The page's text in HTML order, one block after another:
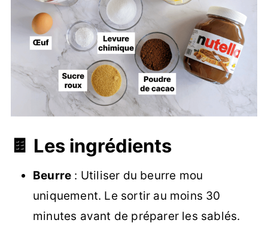
🍫 Les ingrédients
Beurre : Utiliser du beurre mou
uniquement. Le sortir au moins 30
minutes avant de préparer les sablés.